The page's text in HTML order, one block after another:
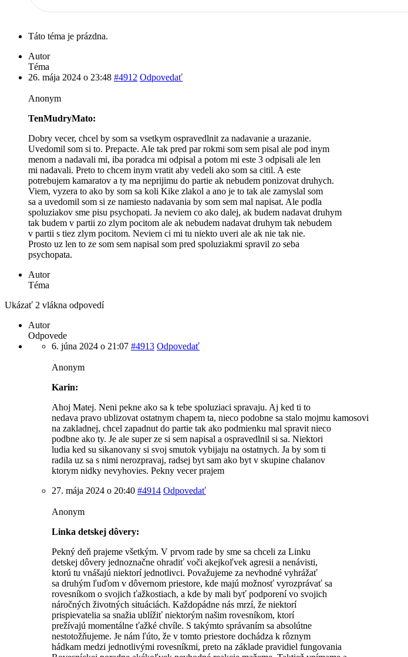
Táto téma je prázdna.
Autor
Téma
26. mája 2024 o 23:48 #4912 Odpovedať
Anonym
TenMudryMato:
Dobry vecer, chcel by som sa vsetkym ospravedlnit za nadavanie a urazanie.
Uvedomil som si to. Prepacte. Ale tak pred par rokmi som sem pisal ale pod inym
menom a nadavali mi, iba poradca mi odpisal a potom mi este 3 odpisali ale len
mi nadavali. Preto to chcem inym vratit aby vedeli ako som sa citil. A este
potrebujem kamaratov a ty ma neprijimu do partie ak nebudem ponizovat druhych.
Viem, vyzera to ako by som sa koli Kike zlakol a ano je to tak ale zamyslal som
sa a uvedomil som si ze namiesto nadavania by som sem mal napisat. Ale podla
spoluziakov sme pisu psychopati. Ja neviem co ako dalej, ak budem nadavat druhym
tak budem v partii zo zlym pocitom ale ak nebudem nadavat druhym tak nebudem
v partii s tiez zlym pocitom. Neviem ci mi tu niekto uveri ale ak nie tak nie.
Prosto uz len to ze som sem napisal som pred spoluziakmi spravil zo seba
psychopata.
Autor
Téma
Ukázať 2 vlákna odpovedí
Autor
Odpovede
6. júna 2024 o 21:07 #4913 Odpovedať
Anonym
Karin:
Ahoj Matej. Neni pekne ako sa k tebe spoluziaci spravaju. Aj ked ti to
nedava pravo ublizovat ostatnym chapem ta, nieco podobne sa stalo mojmu kamosovi
na zakladnej, chcel zapadnut do partie tak ako podmienku mal spravit nieco
podbne ako ty. Je ale super ze si sem napisal a ospravedlnil si sa. Niektori
ludia ked su sikanovany si svoj smutok vybijaju na ostatnych. Ja by som ti
radila uz sa s nimi nerozpravaj, radsej byt sam ako byt v skupine chalanov
ktorym nidky nevyhovies. Pekny vecer prajem
27. mája 2024 o 20:40 #4914 Odpovedať
Anonym
Linka detskej dôvery:
Pekný deň prajeme všetkým. V prvom rade by sme sa chceli za Linku
detskej dôvery jednoznačne ohradiť voči akejkoľvek agresii a nenávisti,
ktorú tu vnášajú niektorí jednotlivci. Považujeme za nevhodné vyhrážať
sa druhým ľuďom v dôvernom priestore, kde majú možnosť vyrozprávať sa
rovesníkom o svojich ťažkostiach, a kde by mali byť podporení vo svojich
náročných životných situáciách. Každopádne nás mrzí, že niektorí
prispievatelia sa snažia ublížiť niektorým našim rovesníkom, ktorí
prežívajú momentálne ťažké chvíle. S takýmto správaním sa absolútne
nestotožňujeme. Je nám ľúto, že v tomto priestore dochádza k rôznym
hádkam medzi jednotlivými rovesníkmi, preto na základe pravidiel fungovania